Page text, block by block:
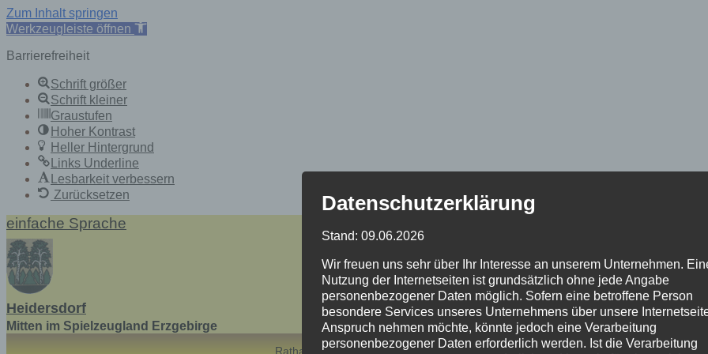
Zum Inhalt springen
Werkzeugleiste öffnen
Barrierefreiheit
Schrift größer
Schrift kleiner
Graustufen
Hoher Kontrast
Heller Hintergrund
Links Underline
Lesbarkeit verbessern
Zurücksetzen
Skip
content
einfache Sprache
Heidersdorf
Mitten im Spielzeugland Erzgebirge
Rathaus Dorfleben Tourismus Nachrichten Einstimmung Lage
Datenschutzerklärung
Stand: 09.06.2026
Wir freuen uns sehr über Ihr Interesse an unserem Unternehmen.
Nutzung der Internetseiten ist grundsätzlich ohne jede Angabe
personenbezogener Daten möglich. Sofern eine betroffene Person
besondere Services unseres Unternehmens über unsere
Anspruch nehmen möchte, könnte jedoch eine Verarbeitung
personenbezogener Daten erforderlich werden. Ist die Verarbeitung